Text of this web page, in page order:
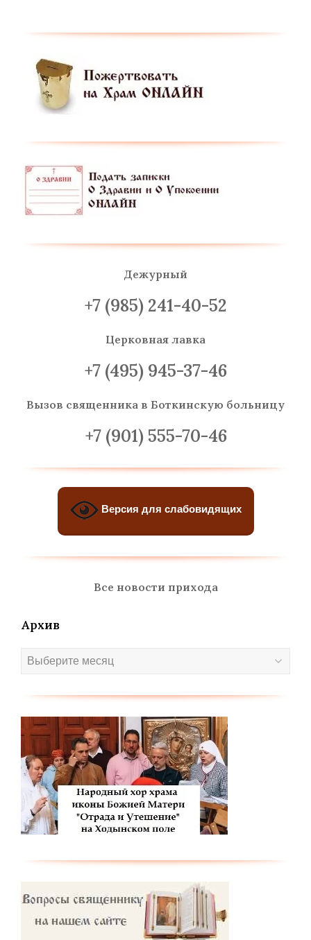
Дежурный
+7 (985) 241-40-52
Церковная лавка
+7 (495) 945-37-46
Вызов священника в Боткинскую больницу
+7 (901) 555-70-46
Версия для слабовидящих
Все новости прихода
Архив
Архив